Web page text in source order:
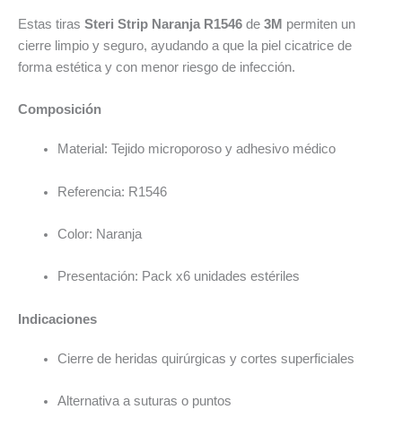
Estas tiras Steri Strip Naranja R1546 de 3M permiten un
cierre limpio y seguro, ayudando a que la piel cicatrice de
forma estética y con menor riesgo de infección.
Composición
Material: Tejido microporoso y adhesivo médico
Referencia: R1546
Color: Naranja
Presentación: Pack x6 unidades estériles
Indicaciones
Cierre de heridas quirúrgicas y cortes superficiales
Alternativa a suturas o puntos